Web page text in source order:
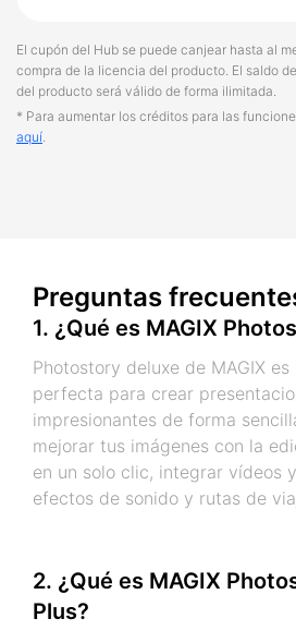
El cupón del Hub se puede canjear hasta al
compra de la licencia del producto. El saldo
del producto será válido de forma ilimitada.
* Para aumentar los créditos para las
aquí.
Preguntas
1. ¿Qué es MAGIX
Photostory deluxe de MAGIX
perfecta para crear
impresionantes de forma
mejorar tus imágenes con la
en un solo clic, integrar vídeos
efectos de sonido y rutas de
2. ¿Qué es MAGIX
Plus?